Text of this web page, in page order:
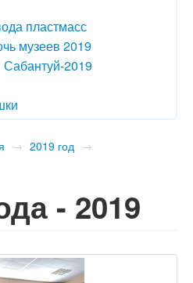
пластмасс
музеев 2019
Сабантуй-2019
→ 2019 год →
- 2019